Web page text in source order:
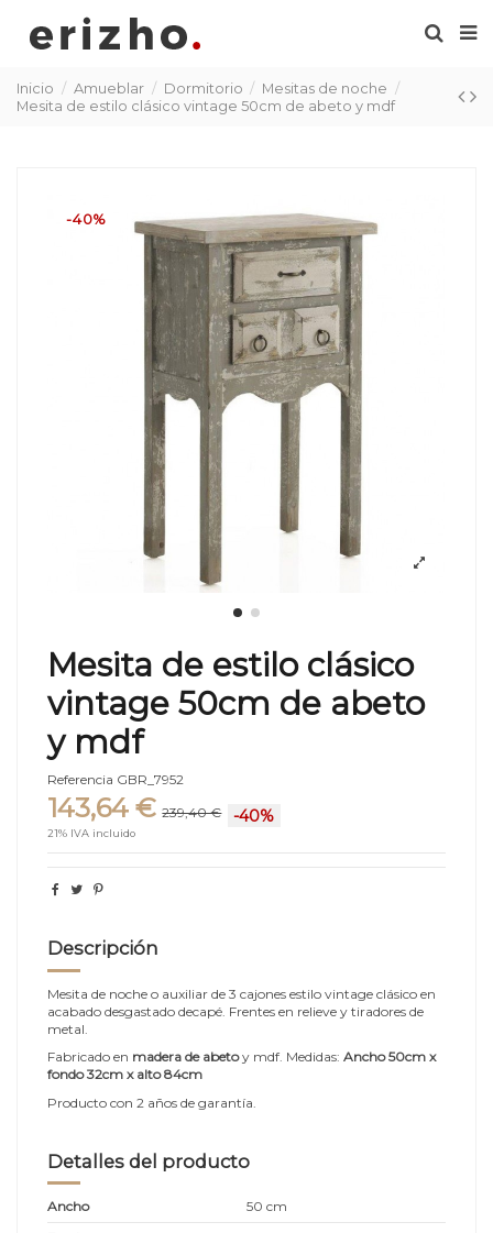
Inicio Amueblar Dormitorio
Mesitas de noche
Mesita de estilo clásico vintage 50cm de abeto y mdf
-40%
Mesita de estilo clásico
vintage 50cm de abeto
y mdf
Referencia GBR_7952
143,64 € 239,40 € -40%
21% IVA incluido
Descripción
Mesita de noche o auxiliar de 3 cajones estilo vintage clásico en
acabado desgastado decapé. Frentes en relieve y tiradores de
metal.
Fabricado en madera de abetoy mdf. Medidas: Ancho 50cm x
fondo 32cm x alto 84cm
Producto con 2 años de garantía.
Detalles del producto
Ancho
50 cm